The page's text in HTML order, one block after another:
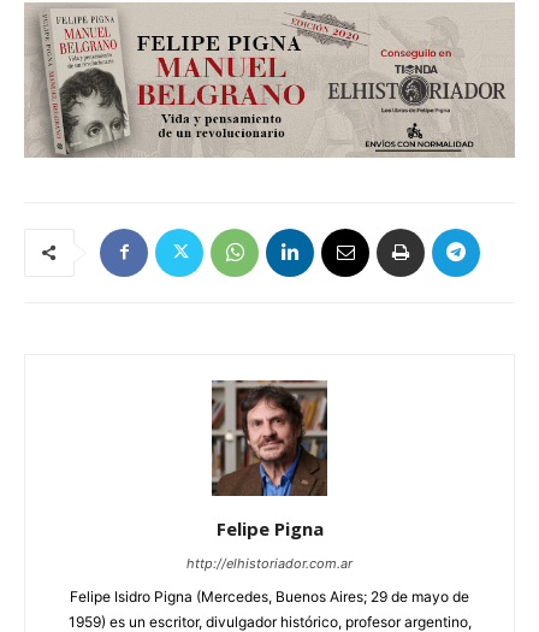
Felipe Pigna
http://elhistoriador.com.ar
Felipe Isidro Pigna (Mercedes, Buenos Aires; 29 de mayo de
1959) es un escritor, divulgador histórico, profesor argentino,